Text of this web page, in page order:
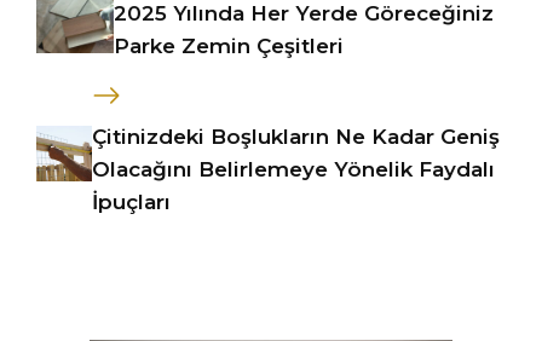
2025 Yılında Her Yerde Göreceğiniz
Parke Zemin Çeşitleri
Çitinizdeki Boşlukların Ne Kadar Geniş
Olacağını Belirlemeye Yönelik Faydalı
İpuçları